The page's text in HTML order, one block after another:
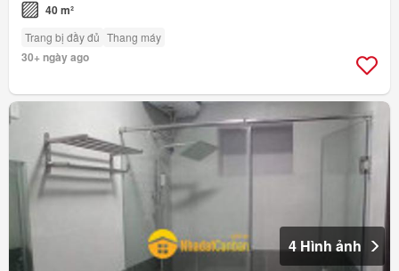
40 m²
Trang bị đầy đủ Thang máy
30+ ngày ago
4 Hình ảnh